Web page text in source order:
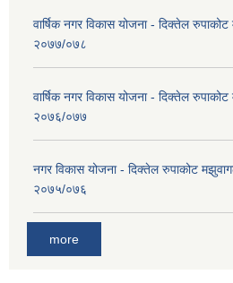
वार्षिक नगर विकास योजना - दिक्तेल
२०७७/०७८
वार्षिक नगर विकास योजना - दिक्तेल
२०७६/०७७
नगर विकास योजना - दिक्तेल रुपाकोट
२०७५/०७६
more